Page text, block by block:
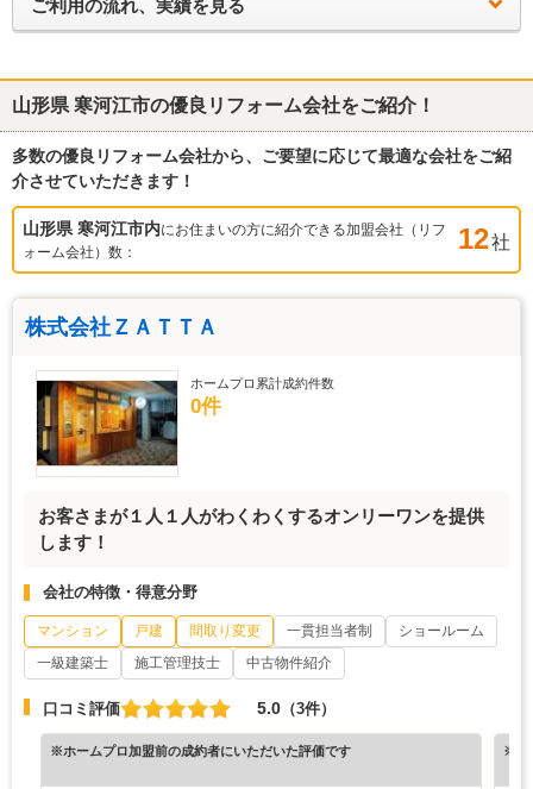
ご利用の流れ、実績を見る
山形県 寒河江市の優良リフォーム会社をご紹介！
多数の優良リフォーム会社から、ご要望に応じて最適な会社をご紹
介させていただきます！
山形県 寒河江市内にお住まいの方に紹介できる加盟会社（リフ
ォーム会社）数：
12社
株式会社ＺＡＴＴＡ
ホームプロ累計成約件数
0件
お客さまが１人１人がわくわくするオンリーワンを提供
します！
会社の特徴・得意分野
マンション 戸建 間取り変更 一貫担当者制
ショールーム
一級建築士
施工管理技士 中古物件紹介
口コミ評価 5.0 （3件）
※ホームプロ加盟前の成約者にいただいた評価です ※ホ